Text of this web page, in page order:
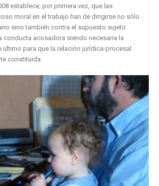
establece, por primera vez, que las
moral en el trabajo han de dirigirse no sólo
sino también contra el supuesto sujeto
conducta acosadora siendo necesaria la
último para que la relación jurídica-procesal
constituida.